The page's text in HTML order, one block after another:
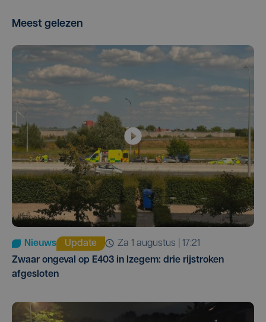
Meest gelezen
Nieuws Update
za 1 augustus | 17:21
Zwaar ongeval op E403 in Izegem: drie rijstroken
afgesloten